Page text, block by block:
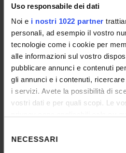
Uso responsabile dei dati
Noi e i nostri 1022 partner
personali, ad esempio il vostro
tecnologie come i cookie per
alle informazioni sul vostro
pubblicare annunci e contenuti
gli annunci e i contenuti,
i servizi. Avete la possibilità di
vostri dati e per quali scopi. Le
modificare o revocare il proprio
momento dalla Dichiarazione sui
delNECESSARI
•Application Form TYF 2022
• Consent Form TYF 2022
•Consent Form for the
•Parental consent form
minorenni)